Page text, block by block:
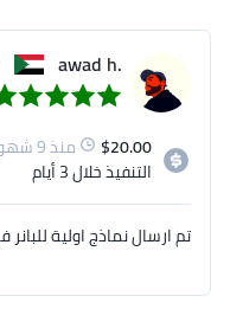
أوضح عن مستوى التصاميم
.awad h
$20.00
منذ 9 شهور
التنفيذخلال 3 أيام
تم ارسال نماذج اولية